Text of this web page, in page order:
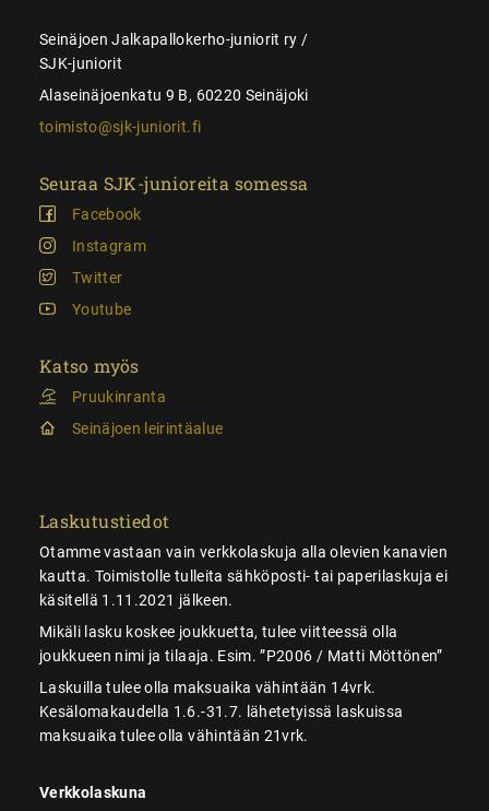
Seinäjoen Jalkapallokerho-juniorit ry /
SJK-juniorit
Alaseinäjoenkatu 9 B, 60220 Seinäjoki
toimisto@sjk-juniorit.fi
Seuraa SJK-junioreita somessa
Facebook
Instagram
Twitter
Youtube
Katso myös
Pruukinranta
Seinäjoen leirintäalue
Laskutustiedot
Otamme vastaan vain verkkolaskuja alla olevien kanavien
kautta. Toimistolle tulleita sähköposti- tai paperilaskuja ei
käsitellä 1.11.2021 jälkeen.
Mikäli lasku koskee joukkuetta, tulee viitteessä olla
joukkueen nimi ja tilaaja. Esim. ”P2006 / Matti Möttönen”
Laskuilla tulee olla maksuaika vähintään 14vrk.
Kesälomakaudella 1.6.-31.7. lähetetyissä laskuissa
maksuaika tulee olla vähintään 21vrk.
Verkkolaskuna